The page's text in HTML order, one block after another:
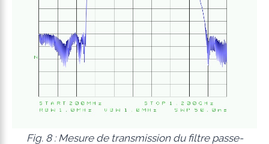
Fig. 8 : Mesure de transmission du filtre passe-